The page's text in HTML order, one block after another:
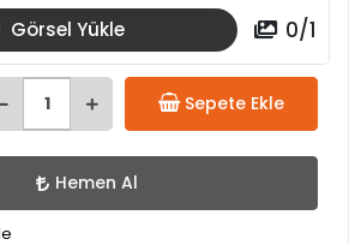
Görsel Yükle 0/1
Sepete Ekle
Hemen Al